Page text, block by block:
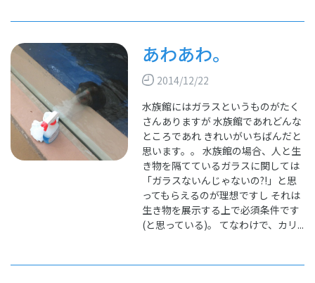
あわあわ。
2014/12/22
水族館にはガラスというものがたく
さんありますが 水族館であれどんな
ところであれ きれいがいちばんだと
思います。。 水族館の場合、人と生
き物を隔てているガラスに関しては
「ガラスないんじゃないの?!」と思
ってもらえるのが理想ですし それは
生き物を展示する上で必須条件です
(と思っている)。 てなわけで、カリ...